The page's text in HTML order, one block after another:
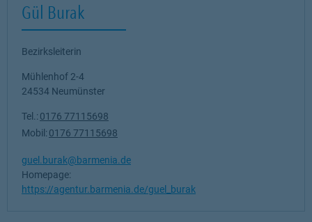
Gül Burak
Bezirksleiterin
Mühlenhof 2-4
24534 Neumünster
Tel.: 0176 77115698
Mobil: 0176 77115698
guel.burak@barmenia.de
Homepage:
https://agentur.barmenia.de/guel_burak